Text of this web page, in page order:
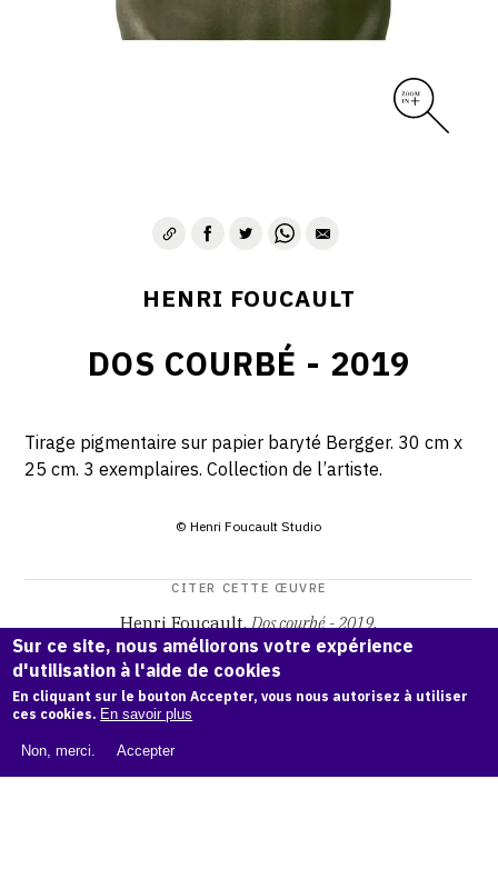
HENRI FOUCAULT
DOS COURBÉ - 2019
Tirage pigmentaire sur papier baryté Bergger. 30 cm x
25 cm. 3 exemplaires. Collection de l’artiste.
© Henri Foucault Studio
CITER CETTE ŒUVRE
Henri Foucault, Dos courbé - 2019.
Catalogue raisonné Henri Foucault, OAM.ark:38997/o164
mc
COPIER LA CITATION
Sur ce site, nous améliorons votre expérience
d'utilisation à l'aide de cookies
En cliquant sur le bouton Accepter, vous nous autorisez à utiliser
ces cookies. En savoir plus
Non, merci. Accepter